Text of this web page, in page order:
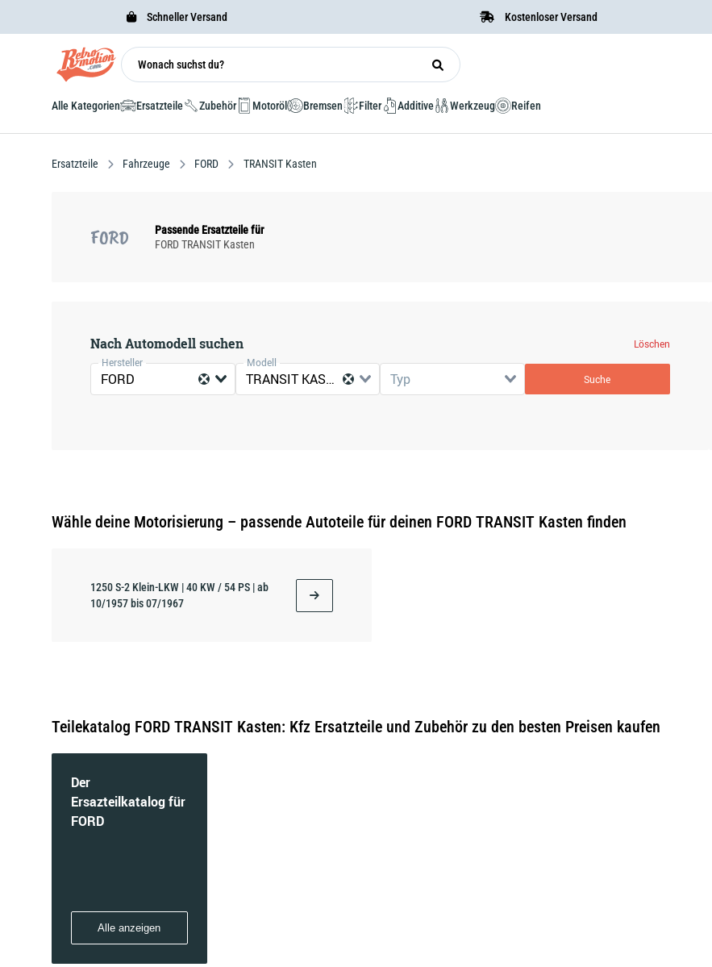
Schneller Versand Kostenloser Versand
Alle Kategorien Ersatzteile Zubehör Motoröl Bremsen Filter Additive Werkzeug Reifen
Ersatzteile Fahrzeuge FORD TRANSIT Kasten
FORD
Passende Ersatzteile für
FORD TRANSIT Kasten
Nach Automodell suchen
Löschen
Hersteller
FORD
Modell
TRANSIT KASTEN Typ Suche
Wähle deine Motorisierung – passende Autoteile für deinen FORD TRANSIT Kasten finden
1250 S-2 Klein-LKW | 40 KW / 54 PS | ab
10/1957 bis 07/1967
Teilekatalog FORD TRANSIT Kasten: Kfz Ersatzteile und Zubehör zu den besten Preisen kaufen
Der
Ersazteilkatalog für
FORD
Alle anzeigen